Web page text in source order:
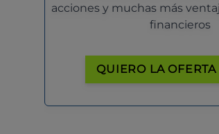
acciones y muchas más
financieros
QUIERO LA